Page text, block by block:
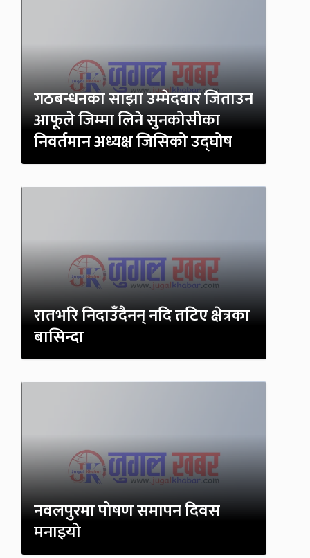
गठबन्धनका साझा उम्मेदवार जिताउन
आफूले जिम्मा लिने सुनकोसीका
निवर्तमान अध्यक्ष जिसिको उद्घोष
रातभरि निदाउँदैनन् नदि तटिए क्षेत्रका
बासिन्दा
नवलपुरमा पोषण समापन दिवस
मनाइयो